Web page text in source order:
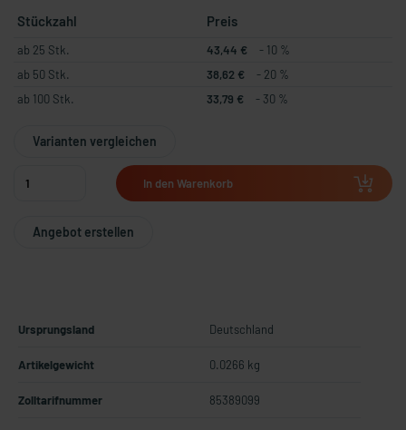
Stückzahl Preis
ab 25 Stk. 43,44 €
- 10 %
ab 50 Stk.
38,62 €
- 20 %
ab 100 Stk.
33,79 € - 30 %
Varianten vergleichen
In den Warenkorb
Angebot erstellen
Ursprungsland Deutschland
Artikelgewicht 0.0266 kg
Zolltarifnummer 85389099